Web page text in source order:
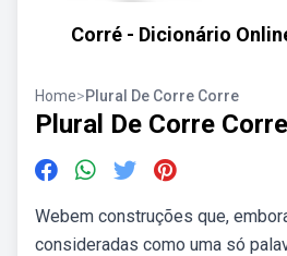
Corré - Dicionário
Home>Plural De Corre Corre
Plural De Corre Corre
Webem construções que,
consideradas como uma só